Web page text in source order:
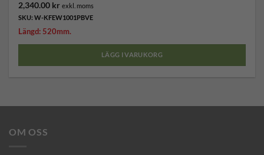
2,340.00 kr exkl. moms
SKU: W-KFEW1001PBVE
Längd: 520mm.
LÄGG I VARUKORG
OM OSS